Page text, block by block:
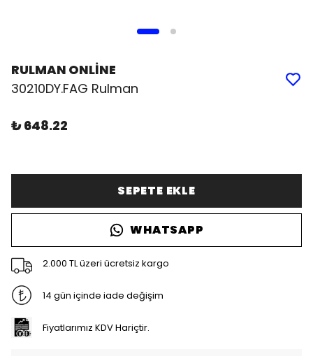
RULMAN ONLİNE
30210DY.FAG Rulman
₺ 648.22
SEPETE EKLE
WHATSAPP
2.000 TL üzeri ücretsiz kargo
14 gün içinde iade değişim
Fiyatlarımız KDV Hariçtir.